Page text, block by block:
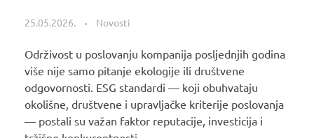
25.05.2026. Novosti
Održivost u poslovanju kompanija posljednjih godina
više nije samo pitanje ekologije ili društvene
odgovornosti. ESG standardi — koji obuhvataju
okolišne, društvene i upravljačke kriterije poslovanja
— postali su važan faktor reputacije, investicija i